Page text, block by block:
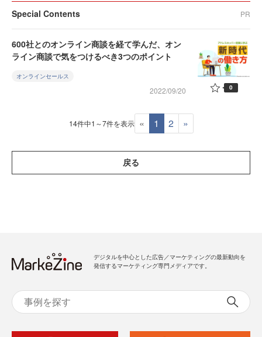
Special Contents PR
600社とのオンライン商談を経て学んだ、オン
ライン商談で気をつけるべき3つのポイント
オンラインセールス
2022/09/20 0
14件中1～7件を表示 « 1 2 »
戻る
デジタルを中心とした広告／マーケティングの最新動向を
発信するマーケティング専門メディアです。